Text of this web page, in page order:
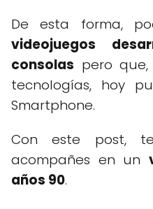
De esta forma,
videojuegos
consolas pero
tecnologías, hoy
Smartphone.
Con este post,
acompañes en un
años 90.